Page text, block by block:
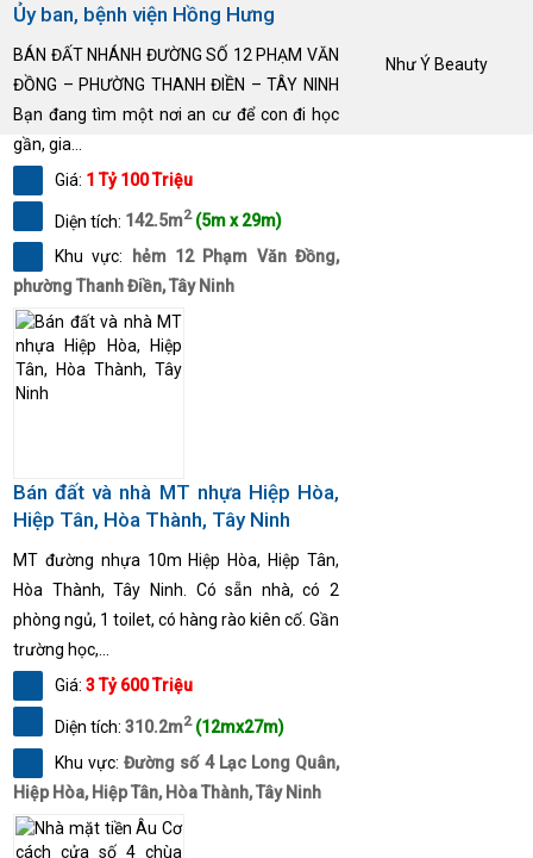
Ủy ban, bệnh viện Hồng Hưng
BÁN ĐẤT NHÁNH ĐƯỜNG SỐ 12 PHẠM VĂN
ĐỒNG – PHƯỜNG THANH ĐIỀN – TÂY NINH
Bạn đang tìm một nơi an cư để con đi học
gần, gia...
Giá: 1 Tỷ 100 Triệu
Diện tích: 142.5m2 (5m x 29m)
Khu vực:
hẻm 12 Phạm Văn Đồng,
phường Thanh Điền, Tây Ninh
Bán đất và nhà MT nhựa Hiệp Hòa,
Hiệp Tân, Hòa Thành, Tây Ninh
MT đường nhựa 10m Hiệp Hòa, Hiệp Tân,
Hòa Thành, Tây Ninh. Có sẵn nhà, có 2
phòng ngủ, 1 toilet, có hàng rào kiên cố. Gần
trường học,...
Giá: 3 Tỷ 600 Triệu
Diện tích: 310.2m2 (12mx27m)
Khu vực:Đường số 4 Lạc Long Quân,
Hiệp Hòa, Hiệp Tân, Hòa Thành, Tây Ninh
Như Ý Beauty